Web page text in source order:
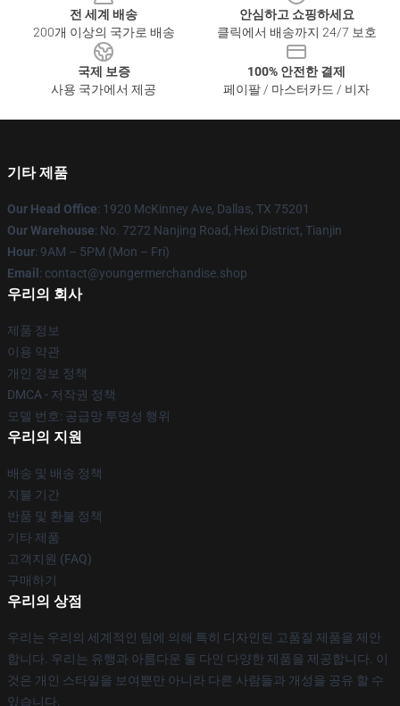
전 세계 배송
200개 이상의 국가로 배송
안심하고 쇼핑하세요
클릭에서 배송까지 24/7 보호
국제 보증
사용 국가에서 제공
100% 안전한 결제
페이팔 / 마스터카드 / 비자
기타 제품
Our Head Office: 1920 McKinney Ave, Dallas, TX 75201
Our Warehouse: No. 7272 Nanjing Road, Hexi District, Tianjin
Hour: 9AM – 5PM (Mon – Fri)
Email : contact@youngermerchandise.shop
우리의 회사
제품 정보
이용 약관
개인 정보 정책
DMCA - 저작권 정책
모델 번호: 공급망 투명성 행위
우리의 지원
배송 및 배송 정책
지불 기간
반품 및 환불 정책
기타 제품
고객지원 (FAQ)
구매하기
우리의 상점
우리는 우리의 세계적인 팀에 의해 특히 디자인된 고품질 제품을 제안
합니다. 우리는 유행과 아름다운 둘 다인 다양한 제품을 제공합니다. 이
것은 개인 스타일을 보여뿐만 아니라 다른 사람들과 개성을 공유 할 수
있습니다.